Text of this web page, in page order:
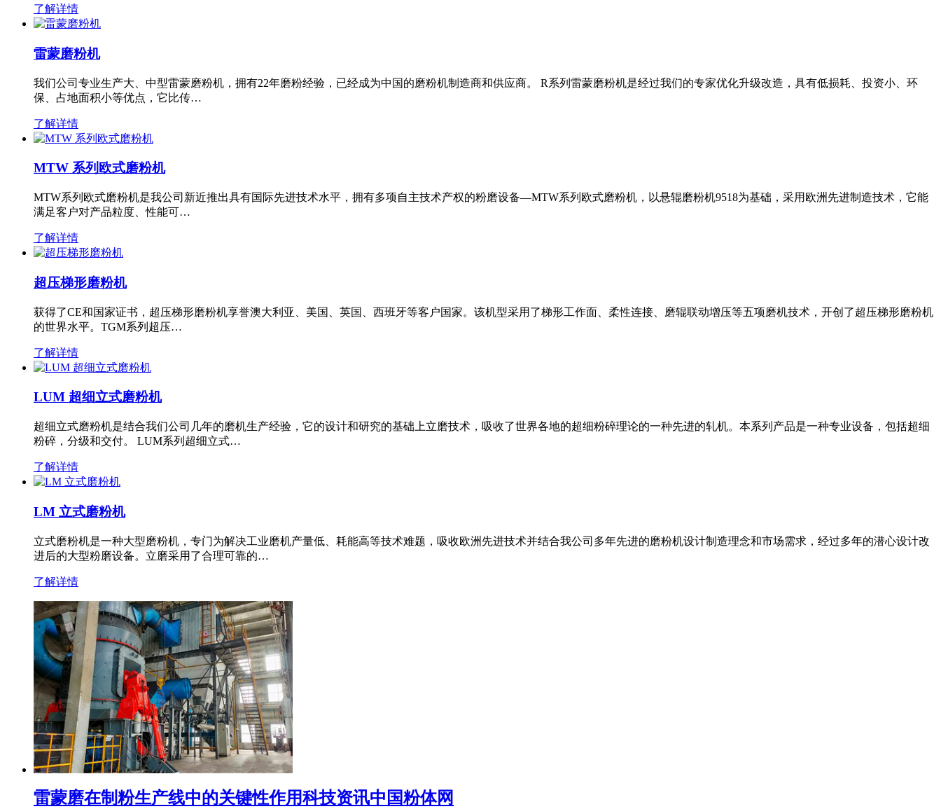
了解详情
雷蒙磨粉机
我们公司专业生产大、中型雷蒙磨粉机，拥有22年磨粉经验，已经成为中国的磨粉机制造商和供应商。 R系列雷蒙磨粉机是经过我们的专家优化升级改造，具有低损耗、投资小、环
保、占地面积小等优点，它比传…
了解详情
MTW 系列欧式磨粉机
MTW系列欧式磨粉机是我公司新近推出具有国际先进技术水平，拥有多项自主技术产权的粉磨设备—MTW系列欧式磨粉机，以悬辊磨粉机9518为基础，采用欧洲先进制造技术，它能
满足客户对产品粒度、性能可…
了解详情
超压梯形磨粉机
获得了CE和国家证书，超压梯形磨粉机享誉澳大利亚、美国、英国、西班牙等客户国家。该机型采用了梯形工作面、柔性连接、磨辊联动增压等五项磨机技术，开创了超压梯形磨粉机
的世界水平。TGM系列超压…
了解详情
LUM 超细立式磨粉机
超细立式磨粉机是结合我们公司几年的磨机生产经验，它的设计和研究的基础上立磨技术，吸收了世界各地的超细粉碎理论的一种先进的轧机。本系列产品是一种专业设备，包括超细
粉碎，分级和交付。 LUM系列超细立式…
了解详情
LM 立式磨粉机
立式磨粉机是一种大型磨粉机，专门为解决工业磨机产量低、耗能高等技术难题，吸收欧洲先进技术并结合我公司多年先进的磨粉机设计制造理念和市场需求，经过多年的潜心设计改
进后的大型粉磨设备。立磨采用了合理可靠的…
了解详情
雷蒙磨在制粉生产线中的关键性作用科技资讯中国粉体网